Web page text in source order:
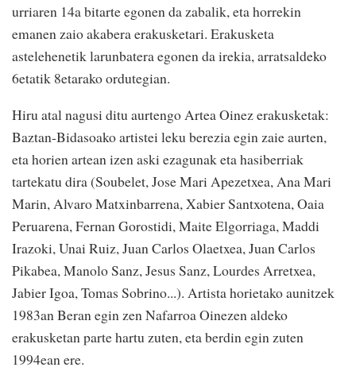
urriaren 14a bitarte egonen da zabalik, eta horrekin
emanen zaio akabera erakusketari. Erakusketa
astelehenetik larunbatera egonen da irekia, arratsaldeko
6etatik 8etarako ordutegian.
Hiru atal nagusi ditu aurtengo Artea Oinez erakusketak:
Baztan-Bidasoako artistei leku berezia egin zaie aurten,
eta horien artean izen aski ezagunak eta hasiberriak
tartekatu dira (Soubelet, Jose Mari Apezetxea, Ana Mari
Marin, Alvaro Matxinbarrena, Xabier Santxotena, Oaia
Peruarena, Fernan Gorostidi, Maite Elgorriaga, Maddi
Irazoki, Unai Ruiz, Juan Carlos Olaetxea, Juan Carlos
Pikabea, Manolo Sanz, Jesus Sanz, Lourdes Arretxea,
Jabier Igoa, Tomas Sobrino...). Artista horietako aunitzek
1983an Beran egin zen Nafarroa Oinezen aldeko
erakusketan parte hartu zuten, eta berdin egin zuten
1994ean ere.